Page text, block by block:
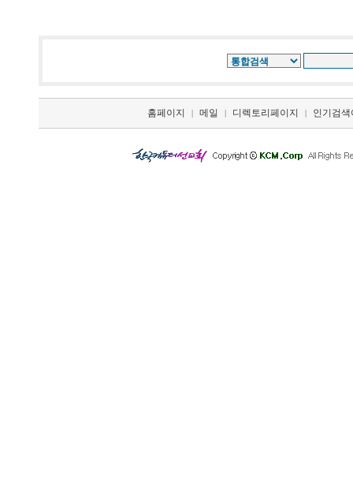
홈페이지 | 메일 | 디렉토리페이지 | 인기검색